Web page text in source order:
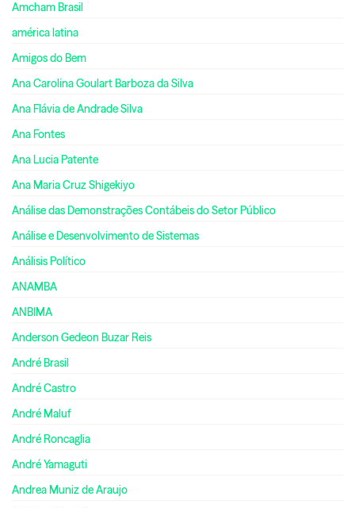
Amcham Brasil
américa latina
Amigos do Bem
Ana Carolina Goulart Barboza da Silva
Ana Flávia de Andrade Silva
Ana Fontes
Ana Lucia Patente
Ana Maria Cruz Shigekiyo
Análise das Demonstrações Contábeis do Setor Público
Análise e Desenvolvimento de Sistemas
Análisis Político
ANAMBA
ANBIMA
Anderson Gedeon Buzar Reis
André Brasil
André Castro
André Maluf
André Roncaglia
André Yamaguti
Andrea Muniz de Araujo